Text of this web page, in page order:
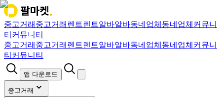
중고거래 중고거래 렌트렌트알바알바동네업체 동네업체 커뮤니
티 커뮤니티
중고거래 중고거래 렌트렌트알바알바동네업체 동네업체 커뮤니
티 커뮤니티
앱 다운로드
중고거래